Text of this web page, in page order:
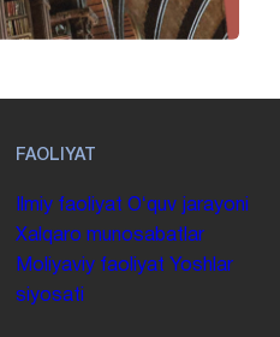
FAOLIYAT
Ilmiy faoliyat Oʻquv jarayoni
Xalqaro munosabatlar
Moliyaviy faoliyat Yoshlar
siyosati